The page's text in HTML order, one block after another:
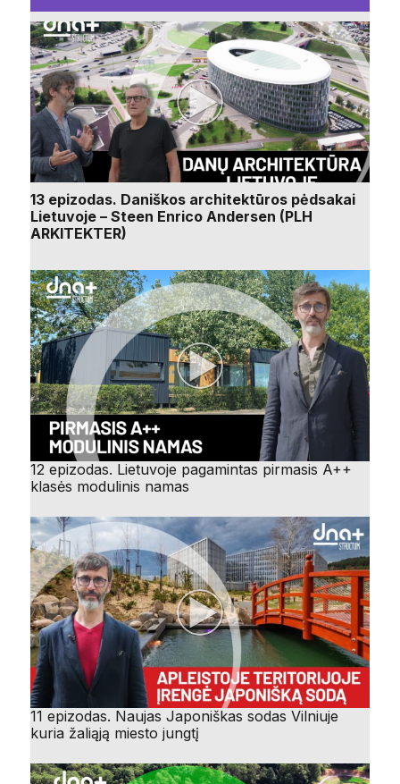
13 epizodas. Daniškos architektūros pėdsakai
Lietuvoje – Steen Enrico Andersen (PLH
ARKITEKTER)
12 epizodas. Lietuvoje pagamintas pirmasis A++
klasės modulinis namas
11 epizodas. Naujas Japoniškas sodas Vilniuje
kuria žaliąją miesto jungtį